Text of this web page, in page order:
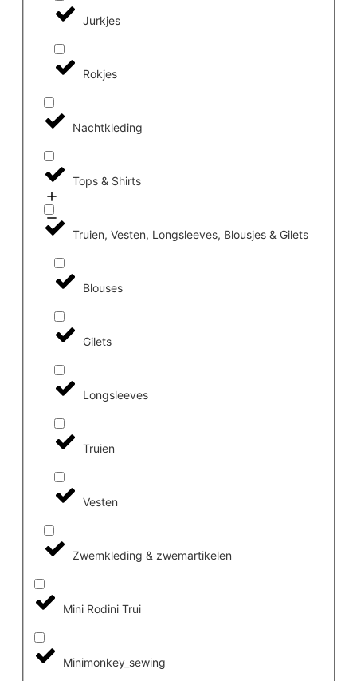
Jurkjes
Rokjes
Nachtkleding
Tops & Shirts
Truien, Vesten, Longsleeves, Blousjes & Gilets
Blouses
Gilets
Longsleeves
Truien
Vesten
Zwemkleding & zwemartikelen
Mini Rodini Trui
Minimonkey_sewing